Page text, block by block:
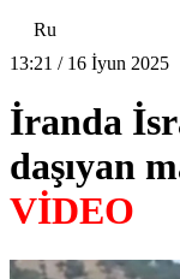
Ru
13:21 / 16 İyun 2025
İranda
daşıyan
VİDEO